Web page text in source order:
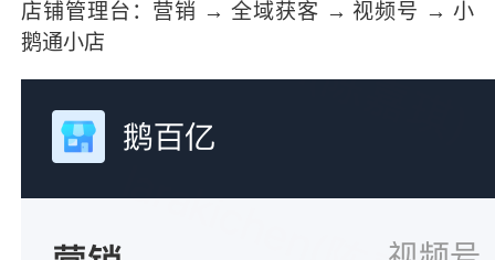
店铺管理台：营销 → 全域获客 → 视频号 → 小
鹅通小店